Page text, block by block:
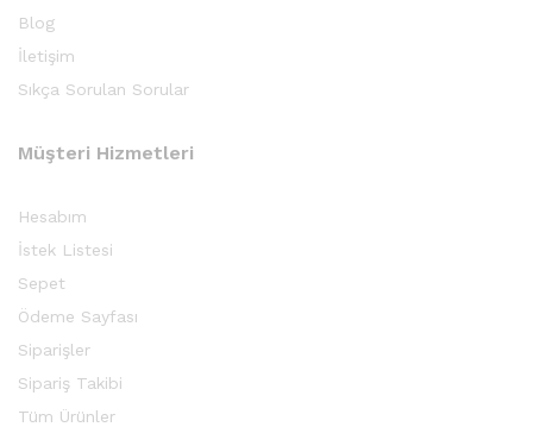
Blog
İletişim
Sıkça Sorulan Sorular
Müşteri Hizmetleri
Hesabım
İstek Listesi
Sepet
Ödeme Sayfası
Siparişler
Sipariş Takibi
Tüm Ürünler